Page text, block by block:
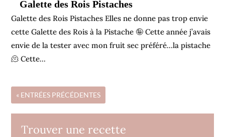
Galette des Rois Pistaches
Galette des Rois Pistaches Elles ne donne pas trop envie
cette Galette des Rois à la Pistache 🤪 Cette année j’avais
envie de la tester avec mon fruit sec préféré…la pistache
🫠 Cette...
« ENTRÉES PRÉCÉDENTES
Trouver une recette